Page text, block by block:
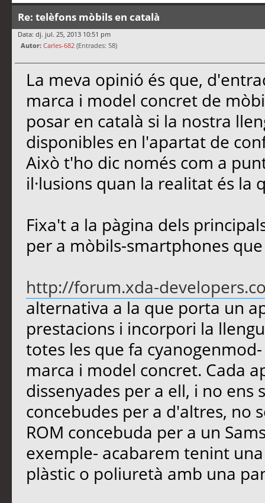
Re: telèfons mòbils en català
Data: dj. jul. 25, 2013 10:51 pm
Autor: Carles-682 (Entrades: 58)
La meva opinió és que,
marca i model concret de
posar en català si la nostra
disponibles en l'apartat de
Això t'ho dic només com a
il·lusions quan la realitat és la
Fixa't a la pàgina dels
per a mòbils-smartphones
http://forum.xda-
alternativa a la que porta un
prestacions i incorpori la
totes les que fa
marca i model concret. Cada
dissenyades per a ell, i no ens
concebudes per a d'altres, no
ROM concebuda per a un
exemple- acabarem tenint
plàstic o poliuretà amb una